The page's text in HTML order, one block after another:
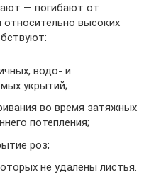
— погибают от
высоких
водо- и
укрытий;
во время затяжных
потепления;
роз;
не удалены листья.